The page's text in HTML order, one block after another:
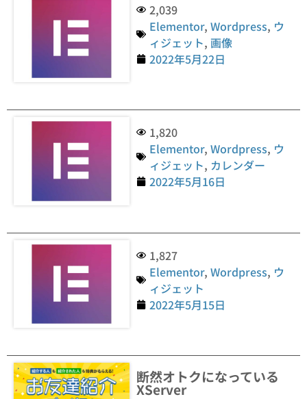
2,039
Elementor,Wordpress, ウ
ィジェット, 画像
2022年5月22日
1,820
Elementor,Wordpress, ウ
ィジェット, カレンダー
2022年5月16日
1,827
Elementor,Wordpress, ウ
ィジェット
2022年5月15日
断然オトクになっている
XServer